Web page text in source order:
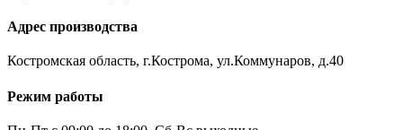
Адрес производства
Костромская область, г.Кострома, ул.Коммунаров, д.40
Режим работы